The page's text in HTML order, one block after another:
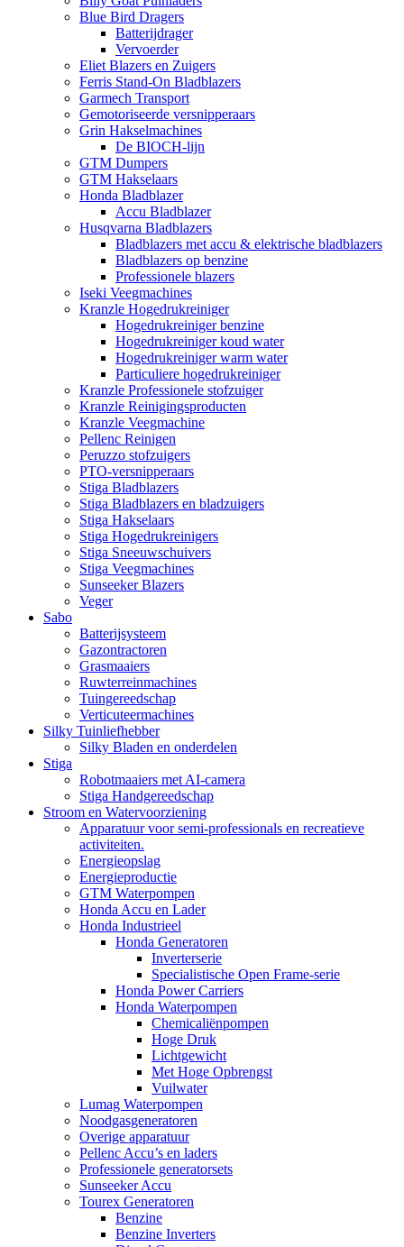
Blue Bird Dragers
Batterijdrager
Vervoerder
Eliet Blazers en Zuigers
Ferris Stand-On Bladblazers
Garmech Transport
Gemotoriseerde versnipperaars
Grin Hakselmachines
De BIOCH-lijn
GTM Dumpers
GTM Hakselaars
Honda Bladblazer
Accu Bladblazer
Husqvarna Bladblazers
Bladblazers met accu & elektrische bladblazers
Bladblazers op benzine
Professionele blazers
Iseki Veegmachines
Kranzle Hogedrukreiniger
Hogedrukreiniger benzine
Hogedrukreiniger koud water
Hogedrukreiniger warm water
Particuliere hogedrukreiniger
Kranzle Professionele stofzuiger
Kranzle Reinigingsproducten
Kranzle Veegmachine
Pellenc Reinigen
Peruzzo stofzuigers
PTO-versnipperaars
Stiga Bladblazers
Stiga Bladblazers en bladzuigers
Stiga Hakselaars
Stiga Hogedrukreinigers
Stiga Sneeuwschuivers
Stiga Veegmachines
Sunseeker Blazers
Veger
Sabo
Batterijsysteem
Gazontractoren
Grasmaaiers
Ruwterreinmachines
Tuingereedschap
Verticuteermachines
Silky Tuinliefhebber
Silky Bladen en onderdelen
Stiga
Robotmaaiers met AI-camera
Stiga Handgereedschap
Stroom en Watervoorziening
Apparatuur voor semi-professionals en recreatieve
activiteiten.
Energieopslag
Energieproductie
GTM Waterpompen
Honda Accu en Lader
Honda Industrieel
Honda Generatoren
Inverterserie
Specialistische Open Frame-serie
Honda Power Carriers
Honda Waterpompen
Chemicaliënpompen
Hoge Druk
Lichtgewicht
Met Hoge Opbrengst
Vuilwater
Lumag Waterpompen
Noodgasgeneratoren
Overige apparatuur
Pellenc Accu’s en laders
Professionele generatorsets
Sunseeker Accu
Tourex Generatoren
Benzine
Benzine Inverters